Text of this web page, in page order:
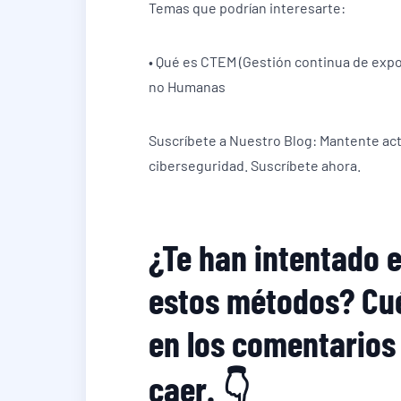
Temas que podrían interesarte:
• Qué es CTEM (Gestión continua de
no Humanas
Suscríbete a Nuestro Blog: Mantente
ciberseguridad. Suscríbete ahora.
¿Te han intentado
estos métodos?
en los
caer. 👇